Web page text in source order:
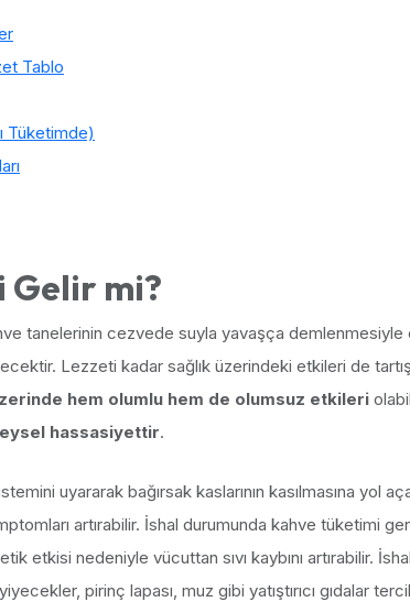
Tablo
Tüketimde)
Gelir mi?
tanelerinin cezvede suyla yavaşça demlenmesiyle
Lezzeti kadar sağlık üzerindeki etkileri de
hem olumlu hem de olumsuz etkileri
hassasiyettir.
uyararak bağırsak kaslarının kasılmasına yol
artırabilir. İshal durumunda kahve tüketimi
etkisi nedeniyle vücuttan sıvı kaybını artırabilir.
pirinç lapası, muz gibi yatıştırıcı gıdalar